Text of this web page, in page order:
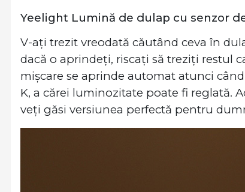
Yeelight Lumină de dulap cu senzor
V-ați trezit vreodată căutând ceva în
dacă o aprindeți, riscați să treziți restul
mișcare se aprinde automat atunci
K, a cărei luminozitate poate fi reglată.
veți găsi versiunea perfectă pentru